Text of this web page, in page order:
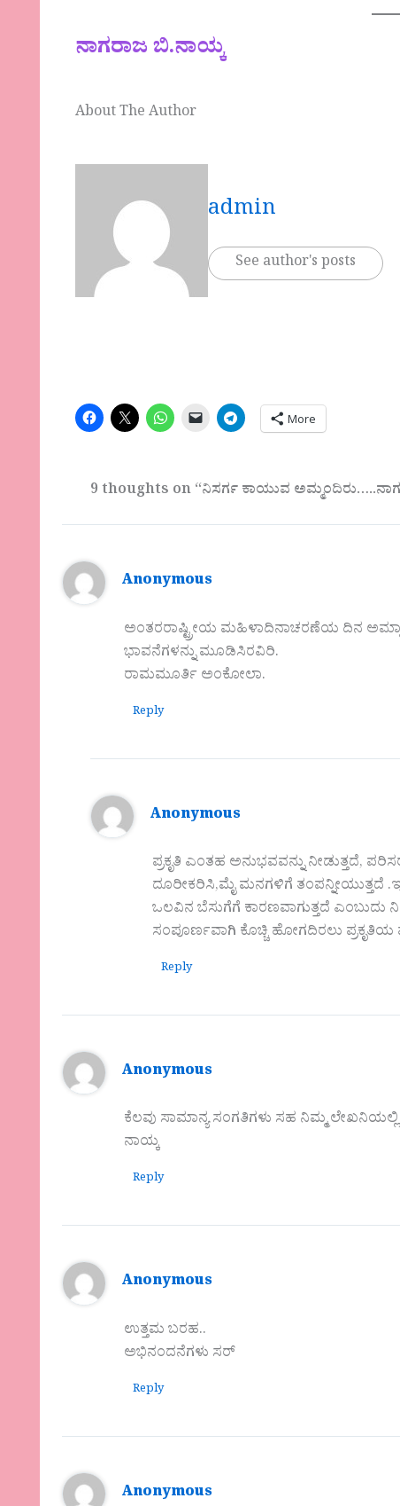
ನಾಗರಾಜ ಬಿ.ನಾಯ್ಕ
About The Author
admin
See author's posts
More
9 thoughts on “ನಿಸರ್ಗ ಕಾಯುವ
Anonymous
ಅಂತರರಾಷ್ಟ್ರೀಯ ಮಹಿಳಾದಿನಾಚರಣೆಯ ದಿನ
ಭಾವನೆಗಳನ್ನು ಮೂಡಿಸಿರವಿರಿ.
ರಾಮಮೂರ್ತಿ ಅಂಕೋಲಾ.
Reply
Anonymous
ಪ್ರಕೃತಿ ಎಂತಹ ಅನುಭವವನ್ನು ನೀಡುತ್ತದೆ,
ದೂರೀಕರಿಸಿ,ಮೈ ಮನಗಳಿಗೆ
ಒಲವಿನ ಬೆಸುಗೆಗೆ ಕಾರಣವಾಗುತ್ತದೆ ಎಂಬುದು
ಸಂಪೂರ್ಣವಾಗಿ ಕೊಚ್ಚಿ ಹೋಗದಿರಲು
Reply
Anonymous
ಕೆಲವು ಸಾಮಾನ್ಯ ಸಂಗತಿಗಳು ಸಹ ನಿಮ್ಮ
ನಾಯ್ಕ
Reply
Anonymous
ಉತ್ತಮ ಬರಹ..
ಅಭಿನಂದನೆಗಳು ಸರ್
Reply
Anonymous